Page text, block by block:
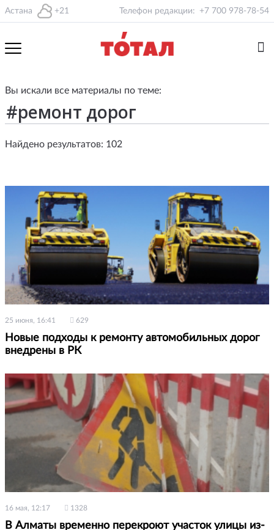
Астана +21 Телефон редакции: +7 700 978-78-54
Вы искали все материалы по теме:
Найдено результатов: 102
25 июня, 16:41 629
Новые подходы к ремонту автомобильных дорог
внедрены в РК
16 мая, 12:17 1328
В Алматы временно перекроют участок улицы из-